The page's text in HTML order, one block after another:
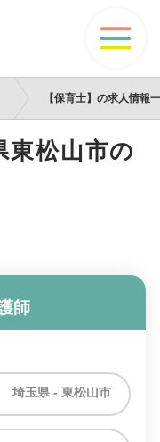
【保育士】の求人情報
東松山市の
師
埼玉県 - 東松山市